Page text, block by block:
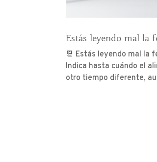
Estás leyendo mal la
📆 Estás leyendo mal la
Indica hasta cuándo el
otro tiempo diferente,